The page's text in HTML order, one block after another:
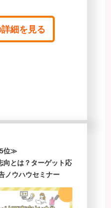
細を見る
位≫
向とは？ターゲット応
ノウハウセミナー